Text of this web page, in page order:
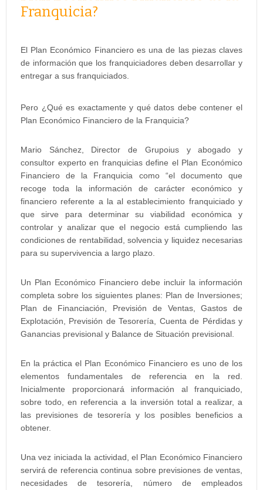
Franquicia?
El Plan Económico Financiero es una de las piezas claves
de información que los franquiciadores deben desarrollar y
entregar a sus franquiciados.
Pero ¿Qué es exactamente y qué datos debe contener el
Plan Económico Financiero de la Franquicia?
Mario Sánchez, Director de Grupoius y abogado y
consultor experto en franquicias define el Plan Económico
Financiero de la Franquicia como “el documento que
recoge toda la información de carácter económico y
financiero referente a la al establecimiento franquiciado y
que sirve para determinar su viabilidad económica y
controlar y analizar que el negocio está cumpliendo las
condiciones de rentabilidad, solvencia y liquidez necesarias
para su supervivencia a largo plazo.
Un Plan Económico Financiero debe incluir la información
completa sobre los siguientes planes: Plan de Inversiones;
Plan de Financiación, Previsión de Ventas, Gastos de
Explotación, Previsión de Tesorería, Cuenta de Pérdidas y
Ganancias previsional y Balance de Situación previsional.
En la práctica el Plan Económico Financiero es uno de los
elementos fundamentales de referencia en la red.
Inicialmente proporcionará información al franquiciado,
sobre todo, en referencia a la inversión total a realizar, a
las previsiones de tesorería y los posibles beneficios a
obtener.
Una vez iniciada la actividad, el Plan Económico Financiero
servirá de referencia continua sobre previsiones de ventas,
necesidades de tesorería, número de empleados